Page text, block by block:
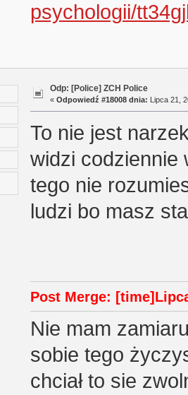
psychologii/
Odp: [Police] ZCH Police
« Odpowiedź #18008 dnia: Lipca 21,
To nie jest
widzi codziennie
tego nie
ludzi bo masz
Post Merge:
Nie mam
sobie tego
chciał to sie